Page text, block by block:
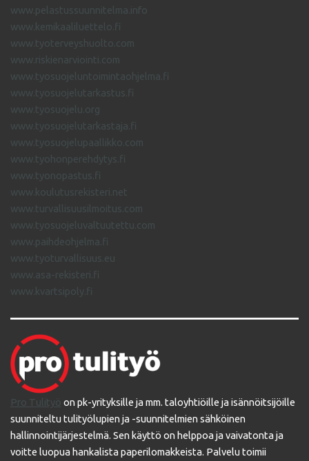
www.pelastussuunnitelma.info
www.kemikaaliluettelo.fi
www.tyoterveyshuolto.com
www.riskienarviointi.com
www.tyosuojeluntoimintaohjelma.fi
www.tyosuojelutarkastus.fi
www.tyosuojelu.org
www.tyosuojelutarkastaja.fi
www.tyosuojelupaallikko.com
www.tyohonperehdytys.fi
www.tyonopastus.fi
www.koulutusrekisteri.net
www.turvallisuusilmoitus.com
www.tyosuojeluvaltuutettu.com
www.paihdeohjelma.fi
www.tyoturvallisuus.eu
www.asa-rekisteri.fi
www.kvartsipoly.fi
Pro Tulityö on pk-yrityksille ja mm. taloyhtiöille ja isännöitsijöille
suunniteltu tulityölupien ja -suunnitelmien sähköinen
hallinnointijärjestelmä. Sen käyttö on helppoa ja vaivatonta ja
voitte luopua hankalista paperilomakkeista. Palvelu toimii